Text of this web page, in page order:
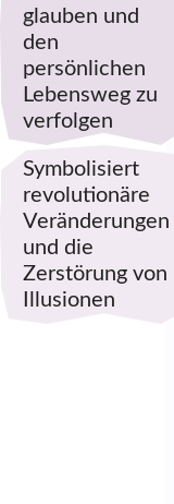
glauben und
den
persönlichen
Lebensweg zu
verfolgen
Symbolisiert
revolutionäre
Veränderungen
und die
Zerstörung von
Illusionen